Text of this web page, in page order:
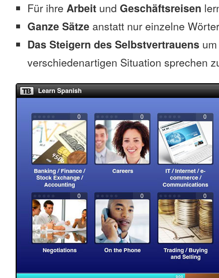
Für ihre Arbeit und Geschäftsreisen
Ganze Sätze anstatt nur einzelne
Das Steigern des Selbstvertrauens
verschiedenartigen Situation sprechen